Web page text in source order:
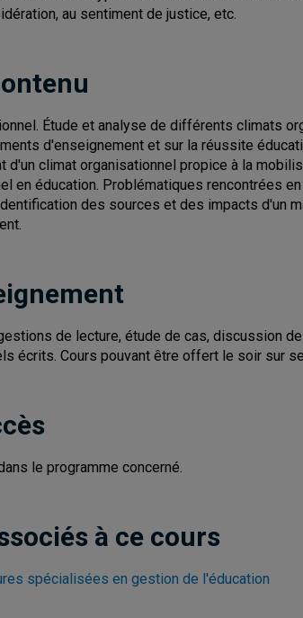
au sentiment de justice, etc.
Étude et analyse de différents climats
d'enseignement et sur la réussite
climat organisationnel propice à la
en éducation. Problématiques rencontrées
des sources et des impacts d'un
de lecture, étude de cas, discussion
écrits. Cours pouvant être offert le soir sur
le programme concerné.
à ce cours
spécialisées en gestion de l'éducation